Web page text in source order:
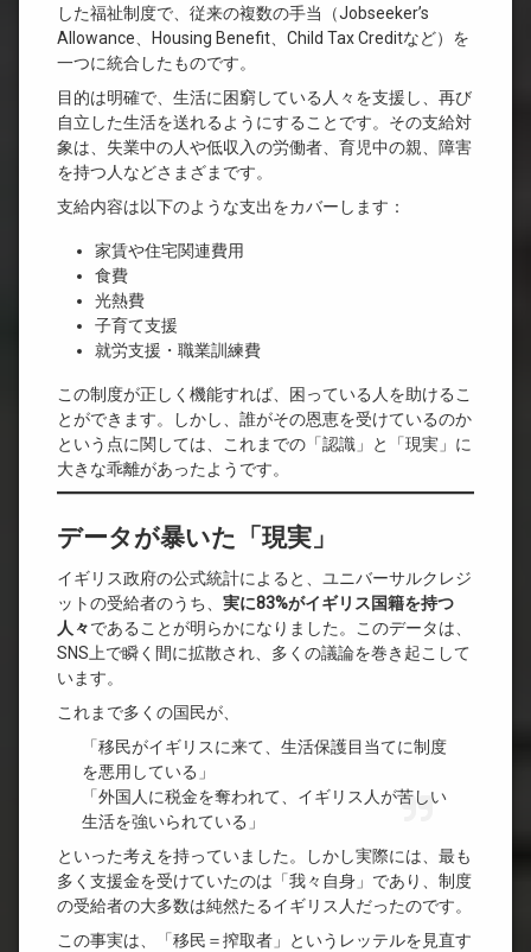
した福祉制度で、従来の複数の手当（Jobseeker’s
Allowance、Housing Benefit、Child Tax Creditなど）を
一つに統合したものです。
目的は明確で、生活に困窮している人々を支援し、再び
自立した生活を送れるようにすることです。その支給対
象は、失業中の人や低収入の労働者、育児中の親、障害
を持つ人などさまざまです。
支給内容は以下のような支出をカバーします：
家賃や住宅関連費用
食費
光熱費
子育て支援
就労支援・職業訓練費
この制度が正しく機能すれば、困っている人を助けるこ
とができます。しかし、誰がその恩恵を受けているのか
という点に関しては、これまでの「認識」と「現実」に
大きな乖離があったようです。
データが暴いた「現実」
イギリス政府の公式統計によると、ユニバーサルクレジ
ットの受給者のうち、 実に83%がイギリス国籍を持つ
人々であることが明らかになりました。このデータは、
SNS上で瞬く間に拡散され、多くの議論を巻き起こして
います。
これまで多くの国民が、
「移民がイギリスに来て、生活保護目当てに制度
を悪用している」
「外国人に税金を奪われて、イギリス人が苦しい
生活を強いられている」
といった考えを持っていました。しかし実際には、最も
多く支援金を受けていたのは「我々自身」であり、制度
の受給者の大多数は純然たるイギリス人だったのです。
この事実は、「移民＝搾取者」というレッテルを見直す